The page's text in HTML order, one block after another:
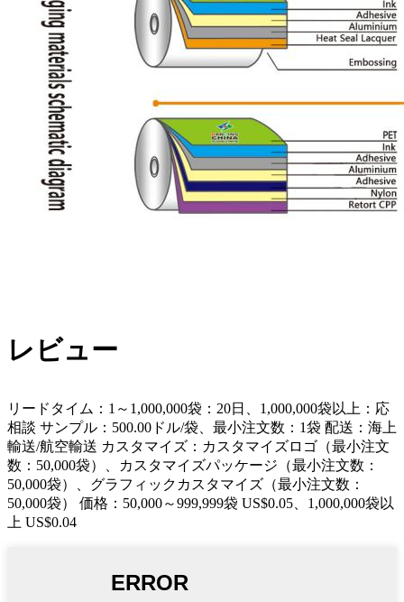
レビュー
リードタイム：1～1,000,000袋：20日、1,000,000袋以上：応
相談 サンプル：500.00ドル/袋、最小注文数：1袋 配送：海上
輸送/航空輸送 カスタマイズ：カスタマイズロゴ（最小注文
数：50,000袋）、カスタマイズパッケージ（最小注文数：
50,000袋）、グラフィックカスタマイズ（最小注文数：
50,000袋） 価格：50,000～999,999袋 US$0.05、1,000,000袋以
上 US$0.04